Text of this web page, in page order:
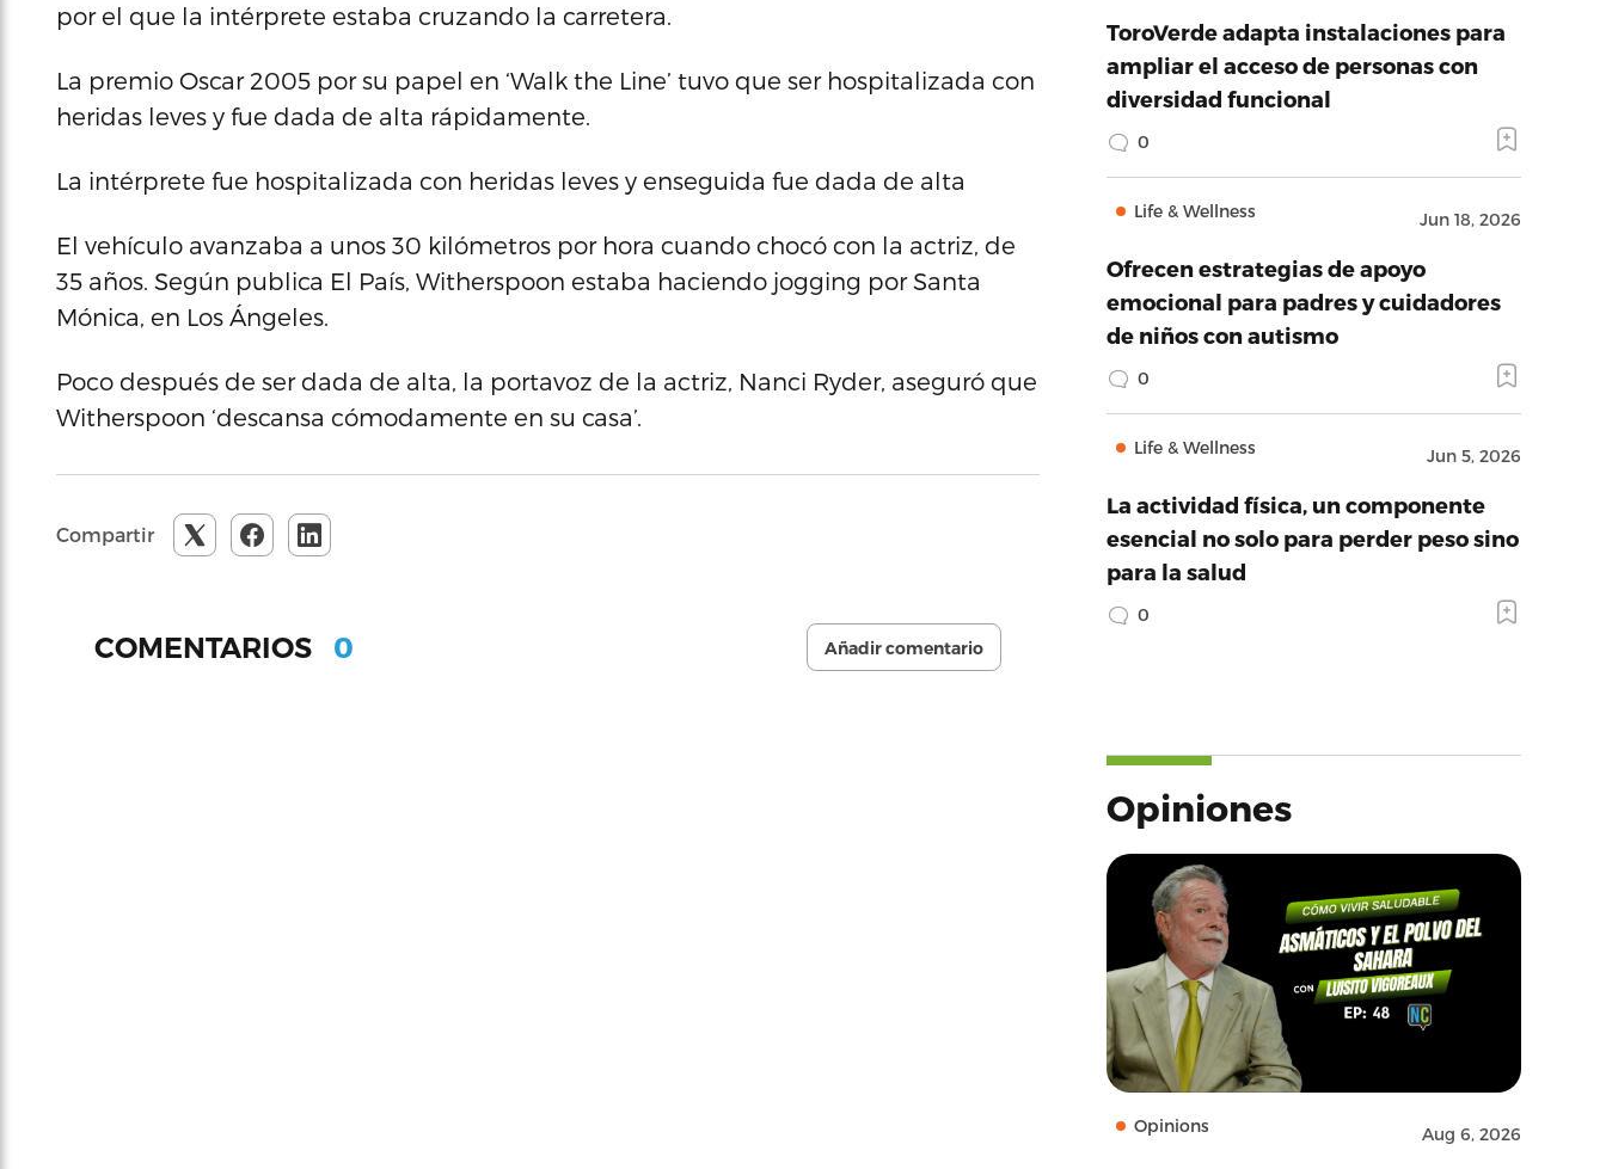
por el que la intérprete estaba cruzando la carretera.
La premio Oscar 2005 por su papel en ‘Walk the Line’ tuvo que ser hospitalizada con
heridas leves y fue dada de alta rápidamente.
La intérprete fue hospitalizada con heridas leves y enseguida fue dada de alta
El vehículo avanzaba a unos 30 kilómetros por hora cuando chocó con la actriz, de
35 años. Según publica El País, Witherspoon estaba haciendo jogging por Santa
Mónica, en Los Ángeles.
Poco después de ser dada de alta, la portavoz de la actriz, Nanci Ryder, aseguró que
Witherspoon ‘descansa cómodamente en su casa’.
Compartir
COMENTARIOS 0 Añadir comentario
ToroVerde adapta instalaciones para
ampliar el acceso de personas con
diversidad funcional
0
Life & Wellness Jun 18, 2026
Ofrecen estrategias de apoyo
emocional para padres y cuidadores
de niños con autismo
0
Life & Wellness Jun 5, 2026
La actividad física, un componente
esencial no solo para perder peso sino
para la salud
0
Opiniones
Opinions Aug 6, 2026